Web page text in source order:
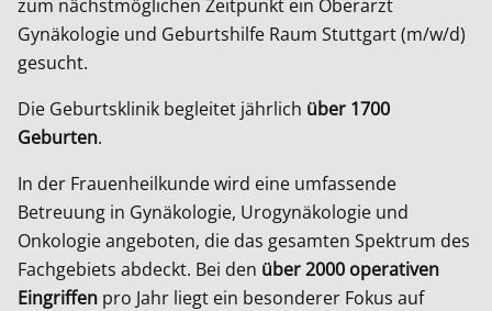
zum nächstmöglichen Zeitpunkt ein Oberarzt
Gynäkologie und Geburtshilfe Raum Stuttgart (m/w/d)
gesucht.
Die Geburtsklinik begleitet jährlich über 1700
Geburten.
In der Frauenheilkunde wird eine umfassende
Betreuung in Gynäkologie, Urogynäkologie und
Onkologie angeboten, die das gesamten Spektrum des
Fachgebiets abdeckt. Bei den über 2000 operativen
Eingriffen pro Jahr liegt ein besonderer Fokus auf